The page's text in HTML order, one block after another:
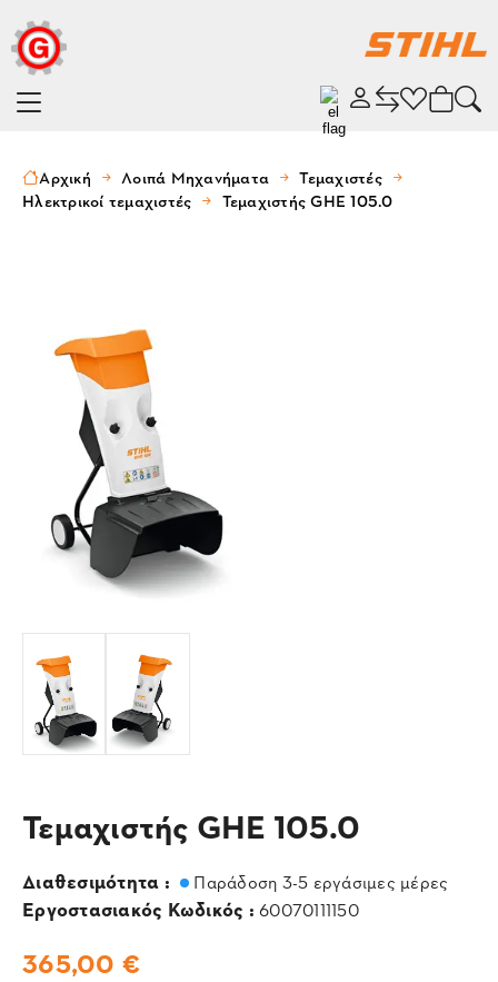
Αρχική Λοιπά Μηχανήματα
Τεμαχιστές
Ηλεκτρικοί τεμαχιστές
Τεμαχιστής GHE 105.0
Τεμαχιστής GHE 105.0
Διαθεσιμότητα : Παράδοση 3-5 εργάσιμες μέρες
Εργοστασιακός Κωδικός : 60070111150
365,00 €